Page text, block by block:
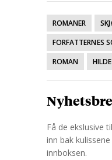
ROMANER
FORFATTERNES
ROMAN
Få de ekslusive
inn bak
innboksen.